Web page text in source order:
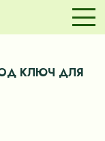
КЛЮЧ ДЛЯ